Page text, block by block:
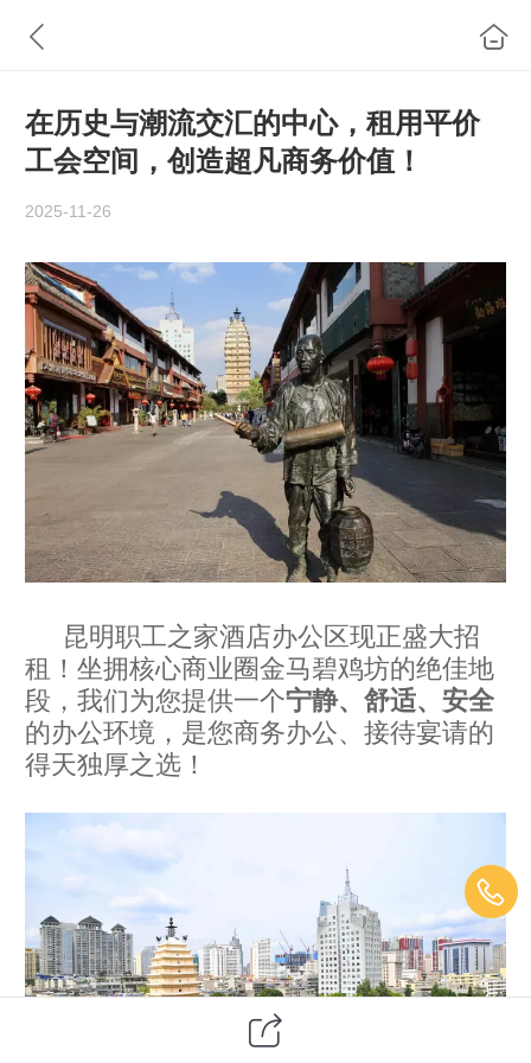
在历史与潮流交汇的中心，租用平价
工会空间，创造超凡商务价值！
2025-11-26
昆明职工之家酒店办公区现正盛大招
租！坐拥核心商业圈金马碧鸡坊的绝佳地
段，我们为您提供一个宁静、舒适、安全
的办公环境，是您商务办公、接待宴请的
得天独厚之选！